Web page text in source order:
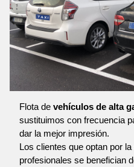
Flota de vehículos de alta
sustituimos con frecuencia
dar la mejor impresión.
Los clientes que optan por
profesionales se benefician